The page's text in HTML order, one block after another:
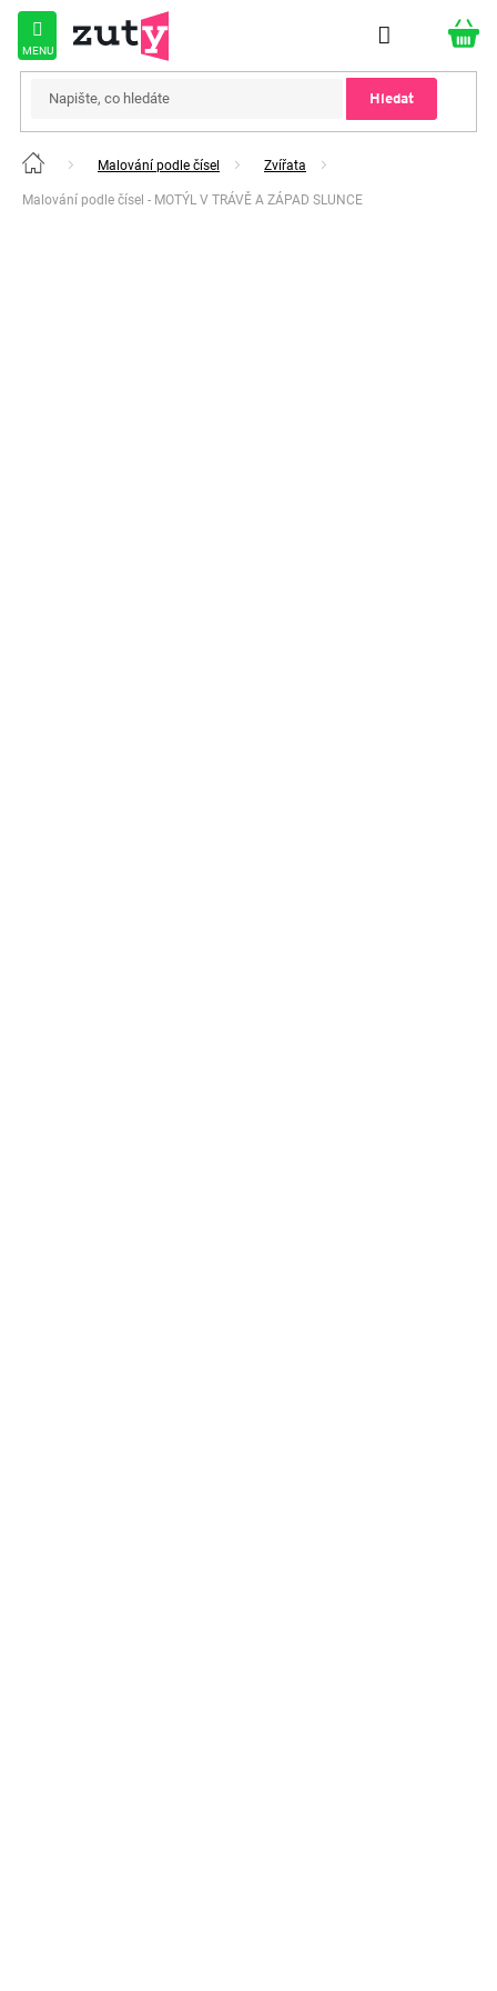
Přejít
obsah
Hledat
Domů Malování podle čísel Zvířata
Malování podle čísel - MOTÝL V TRÁVĚ A ZÁPAD SLUNCE